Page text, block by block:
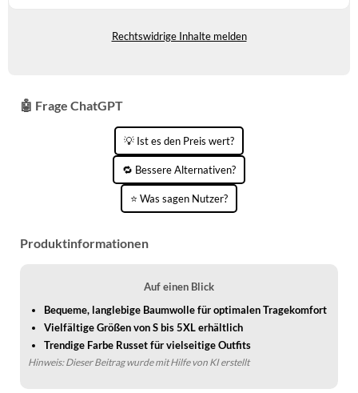
Rechtswidrige Inhalte melden
🤖 Frage ChatGPT
💡 Ist es den Preis wert?
🔁 Bessere Alternativen?
⭐ Was sagen Nutzer?
Produktinformationen
Auf einen Blick
Bequeme, langlebige Baumwolle für optimalen Tragekomfort
Vielfältige Größen von S bis 5XL erhältlich
Trendige Farbe Russet für vielseitige Outfits
Hinweis: Dieser Beitrag wurde mit Hilfe von KI erstellt